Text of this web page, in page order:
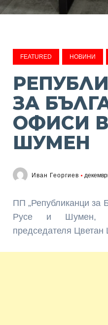
FEATURED НОВИНИ
ЗА
ОФИСИ
ШУМЕН
Иван Георгиев
ПП „Републиканци за
Русе и Шумен, в
председателя Цветан